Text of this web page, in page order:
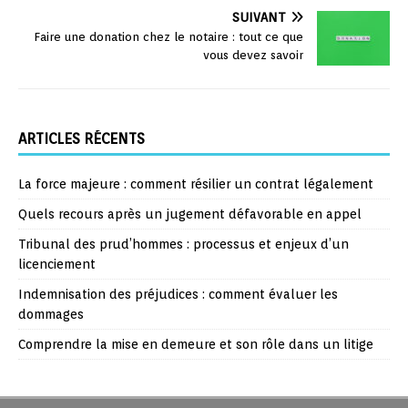
SUIVANT
Faire une donation chez le notaire : tout ce que
vous devez savoir
ARTICLES RÉCENTS
La force majeure : comment résilier un contrat légalement
Quels recours après un jugement défavorable en appel
Tribunal des prud’hommes : processus et enjeux d’un
licenciement
Indemnisation des préjudices : comment évaluer les
dommages
Comprendre la mise en demeure et son rôle dans un litige